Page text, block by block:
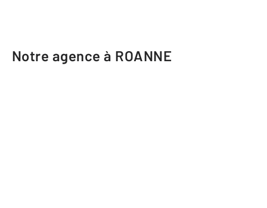
Notre agence à ROANNE